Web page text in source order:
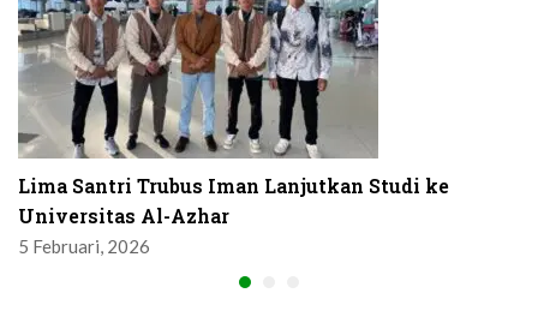
Lima Santri Trubus Iman Lanjutkan Studi ke
Universitas Al-Azhar
5 Februari, 2026